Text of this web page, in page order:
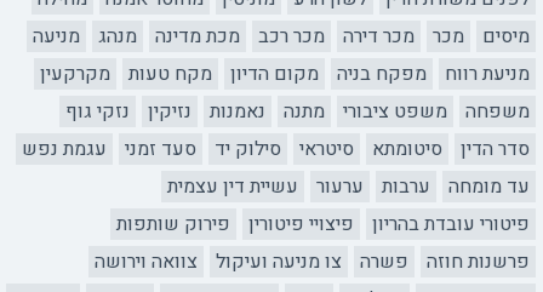
מיסים
מכר מכר דירה מכר רכב מכת מדינה מנהג
מניעה
מניעת רווח
מפקח בניה מקום הדיון מקח טעות
מקרקעין
משפחה
משפט ציבורי מתנה נאמנות נזיקין
נזקי גוף
סדר הדין
סיטומתא סיטראי סילוק יד סעד זמני
עגמת נפש
עד מומחה
ערבות ערעור
עשיית דין עצמית
פיטורי עובדת בהריון
פיצויי פיטורין
פירוק שותפות
פרשנות חוזה
פשרה צו מניעה ועיקול
צוואה וירושה